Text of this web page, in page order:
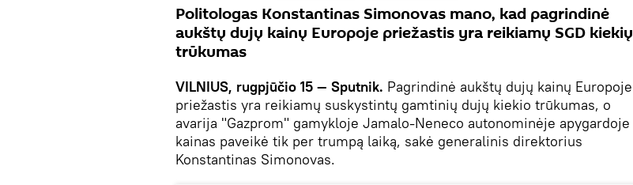
Politologas Konstantinas Simonovas mano, kad pagrindinė
aukštų dujų kainų Europoje priežastis yra reikiamų SGD kiekių
trūkumas
VILNIUS, rugpjūčio 15 — Sputnik. Pagrindinė aukštų dujų kainų Europoje
priežastis yra reikiamų suskystintų gamtinių dujų kiekio trūkumas, o
avarija "Gazprom" gamykloje Jamalo-Neneco autonominėje apygardoje
kainas paveikė tik per trumpą laiką, sakė generalinis direktorius
Konstantinas Simonovas.